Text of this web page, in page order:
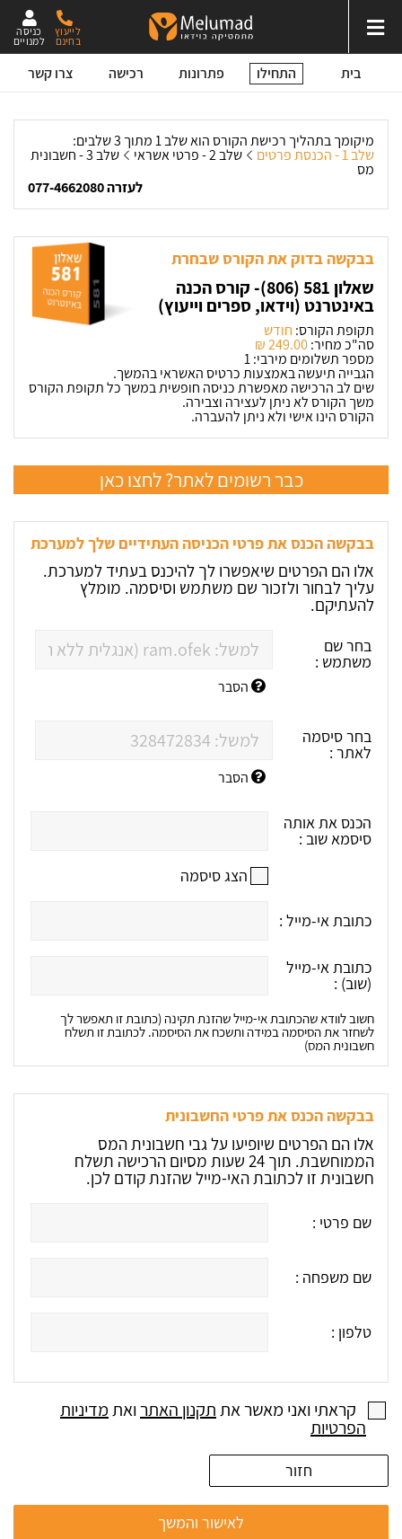
כניסה
למנויים
לייעוץ
בחינם
בית התחילו פתרונות רכישה צרו קשר
מיקומך בתהליך רכישת הקורס הוא שלב 1 מתוך 3 שלבים:
שלב 1 - הכנסת פרטים שלב 2 - פרטי אשראי שלב 3 - חשבונית
מס
לעזרה 077-4662080
בבקשה בדוק את הקורס שבחרת
שאלון 581 (806)- קורס הכנה
באינטרנט (וידאו, ספרים וייעוץ)
תקופת הקורס: חודש
סה"כ מחיר:249.00 ‏₪
מספר תשלומים מירבי: 1
הגבייה תיעשה באמצעות כרטיס האשראי בהמשך.
שים לב הרכישה מאפשרת כניסה חופשית במשך כל תקופת הקורס
משך הקורס לא ניתן לעצירה וצבירה.
הקורס הינו אישי ולא ניתן להעברה.
כבר רשומים לאתר? לחצו כאן
בבקשה הכנס את פרטי הכניסה העתידיים שלך למערכת
אלו הם הפרטים שיאפשרו לך להיכנס בעתיד למערכת.
עליך לבחור ולזכור שם משתמש וסיסמה. מומלץ
להעתיקם.
בחר שם
משתמש :
הסבר
בחר סיסמה
לאתר :
הסבר
הכנס את אותה
סיסמא שוב :
הצג סיסמה
כתובת אי-מייל :
כתובת אי-מייל
(שוב) :
חשוב לוודא שהכתובת אי-מייל שהזנת תקינה (כתובת זו תאפשר לך
לשחזר את הסיסמה במידה ותשכח את הסיסמה. לכתובת זו תשלח
חשבונית המס)
בבקשה הכנס את פרטי החשבונית
אלו הם הפרטים שיופיעו על גבי חשבונית המס
הממוחשבת. תוך 24 שעות מסיום הרכישה תשלח
חשבונית זו לכתובת האי-מייל שהזנת קודם לכן.
שם פרטי :
שם משפחה :
טלפון :
קראתי ואני מאשר אתתקנון האתרואתמדיניות
הפרטיות
חזור